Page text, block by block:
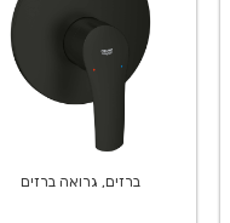
ברזים, גרואה ברזים